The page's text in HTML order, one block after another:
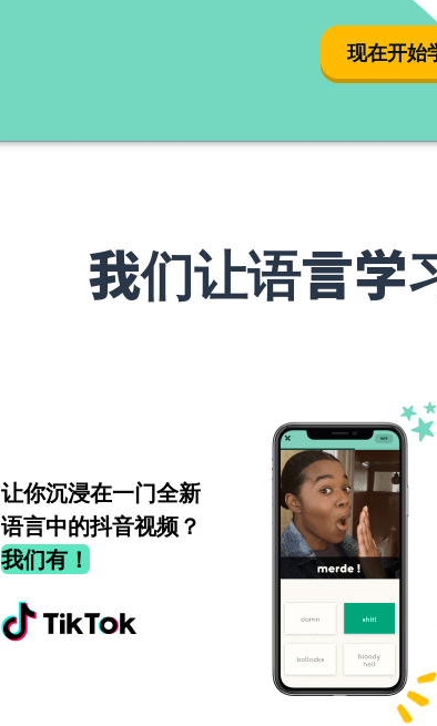
现在开始
我们让语言学
让你沉浸在一门全新
语言中的抖音视频？
我们有！